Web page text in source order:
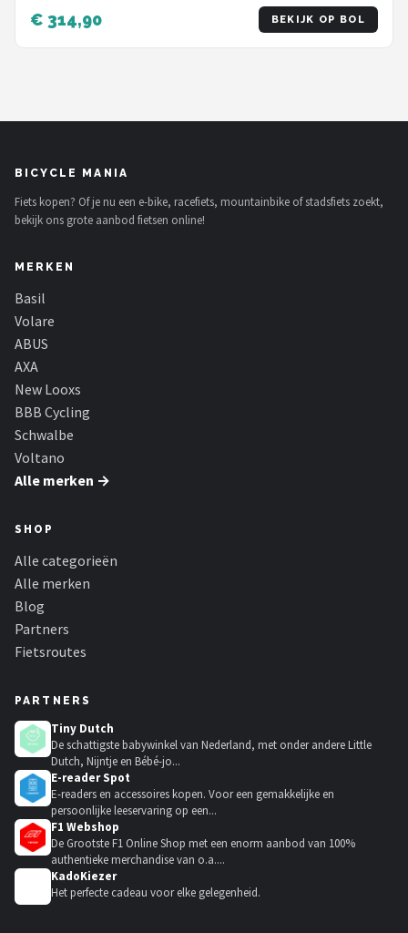
€ 314,90 BEKIJK OP BOL
BICYCLE MANIA
Fiets kopen? Of je nu een e-bike, racefiets, mountainbike of stadsfiets zoekt,
bekijk ons grote aanbod fietsen online!
MERKEN
Basil
Volare
ABUS
AXA
New Looxs
BBB Cycling
Schwalbe
Voltano
Alle merken →
SHOP
Alle categorieën
Alle merken
Blog
Partners
Fietsroutes
PARTNERS
Tiny Dutch
De schattigste babywinkel van Nederland, met onder andere Little
Dutch, Nijntje en Bébé-jo...
E-reader Spot
E-readers en accessoires kopen. Voor een gemakkelijke en
persoonlijke leeservaring op een...
F1 Webshop
De Grootste F1 Online Shop met een enorm aanbod van 100%
authentieke merchandise van o.a....
KadoKiezer
Het perfecte cadeau voor elke gelegenheid.